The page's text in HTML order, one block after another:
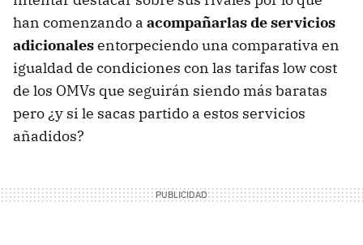
han comenzando a acompañarlas de servicios
adicionalesentorpeciendo una comparativa en
igualdad de condiciones con las tarifas low cost
de los OMVs que seguirán siendo más baratas
pero ¿y si le sacas partido a estos servicios
añadidos?